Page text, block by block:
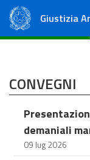
Giustizia
CONVEGNI
demaniali
09 lug 2026